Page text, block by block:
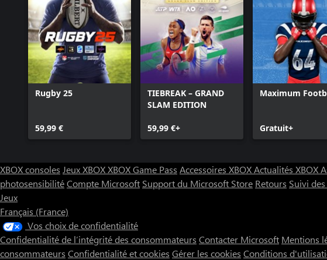
Rugby 25
59,99 €
TIEBREAK – GRAND
SLAM EDITION
59,99 €+
Maximum
Gratuit+
XBOX consoles Jeux XBOXXBOX Game Pass Accessoires XBOXActualités XBOX
photosensibilitéCompte Microsoft Support du Microsoft Store Retours Suivi
Jeux
Français (France)
Vos choix de confidentialité
Confidentialité de l’intégrité des consommateurs Contacter Microsoft Mentions
consommateurs Confidentialité et cookies Gérer les cookies Conditions